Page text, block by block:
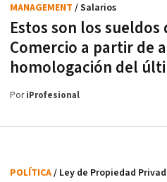
Estos son los sueldos
Comercio a partir de
homologación del
MANAGEMENT / Salarios
PoriProfesional
POLÍTICA/ Ley de Propiedad